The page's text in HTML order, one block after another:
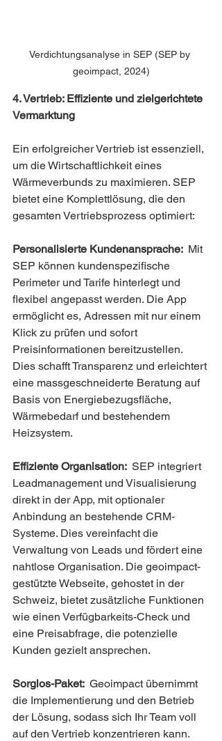
Verdichtungsanalyse in SEP (SEP by
geoimpact, 2024)
4. Vertrieb: Effiziente und zielgerichtete
Vermarktung
Ein erfolgreicher Vertrieb ist essenziell,
um die Wirtschaftlichkeit eines
Wärmeverbunds zu maximieren. SEP
bietet eine Komplettlösung, die den
gesamten Vertriebsprozess optimiert:
Personalisierte Kundenansprache: Mit
SEP können kundenspezifische
Perimeter und Tarife hinterlegt und
flexibel angepasst werden. Die App
ermöglicht es, Adressen mit nur einem
Klick zu prüfen und sofort
Preisinformationen bereitzustellen.
Dies schafft Transparenz und erleichtert
eine massgeschneiderte Beratung auf
Basis von Energiebezugsfläche,
Wärmebedarf und bestehendem
Heizsystem.
Effiziente Organisation: SEP integriert
Leadmanagement und Visualisierung
direkt in der App, mit optionaler
Anbindung an bestehende CRM-
Systeme. Dies vereinfacht die
Verwaltung von Leads und fördert eine
nahtlose Organisation. Die geoimpact-
gestützte Webseite, gehostet in der
Schweiz, bietet zusätzliche Funktionen
wie einen Verfügbarkeits-Check und
eine Preisabfrage, die potenzielle
Kunden gezielt ansprechen.
Sorglos-Paket: Geoimpact übernimmt
die Implementierung und den Betrieb
der Lösung, sodass sich Ihr Team voll
auf den Vertrieb konzentrieren kann.